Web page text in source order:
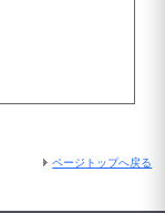
ページトップへ戻る